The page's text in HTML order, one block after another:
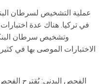
عملية التشخيص لسرطان
في تركيا. هناك عدة
وتشخيص سرطان
الاختبارات الموصى بها في
الفحص البدني: يُقترح